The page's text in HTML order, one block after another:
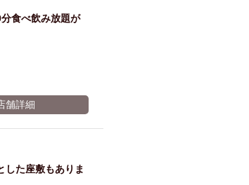
ド
ワ
ン
ト
み
間に♪
年11月07日まで
食べ飲み放題が
舗詳細
した座敷もありま